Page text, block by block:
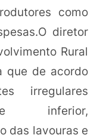
como
diretor
Rural
que de acordo
irregulares
inferior,
das lavouras e